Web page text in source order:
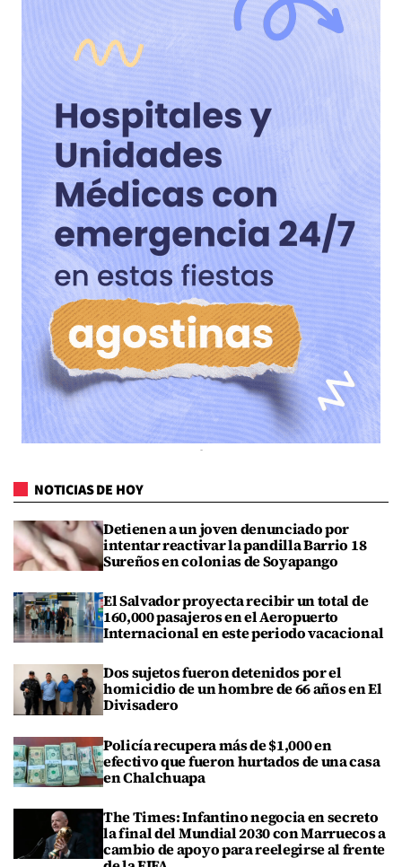
NOTICIAS DE HOY
Detienen a un joven denunciado por
intentar reactivar la pandilla Barrio 18
Sureños en colonias de Soyapango
El Salvador proyecta recibir un total de
160,000 pasajeros en el Aeropuerto
Internacional en este periodo vacacional
Dos sujetos fueron detenidos por el
homicidio de un hombre de 66 años en El
Divisadero
Policía recupera más de $1,000 en
efectivo que fueron hurtados de una casa
en Chalchuapa
The Times: Infantino negocia en secreto
la final del Mundial 2030 con Marruecos a
cambio de apoyo para reelegirse al frente